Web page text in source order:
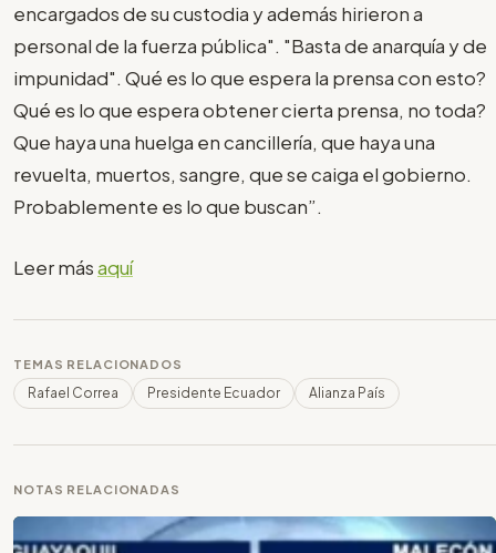
encargados de su custodia y además hirieron a
personal de la fuerza pública". "Basta de anarquía y de
impunidad". Qué es lo que espera la prensa con esto?
Qué es lo que espera obtener cierta prensa, no toda?
Que haya una huelga en cancillería, que haya una
revuelta, muertos, sangre, que se caiga el gobierno.
Probablemente es lo que buscan”.
Leer másaquí
TEMAS RELACIONADOS
Rafael Correa Presidente Ecuador Alianza País
NOTAS RELACIONADAS